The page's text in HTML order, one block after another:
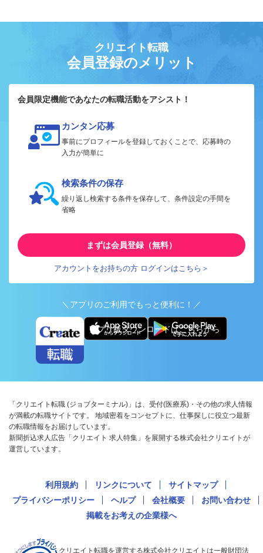
クリエイト転職
会員登録のメリット
会員限定機能であなたの転職活動をアシスト！
カンタン応募
事前にプロフィールを登録しておくことで、応募時の
入力が簡単に
検索条件の保存
繰り返し検索する条件を保存して、条件設定の手間を
省略
まずは会員登録（無料）
アカウントをお持ちの方 ログインはこちら＞
＼アプリのご利用でもっと便利に！／
アプリ版ダウンロードはこちらから
「クリエイト転職 (ジョブターミナル)」は、受付(医療系)・その他の求人情報
が満載の転職サイトです。 地域密着をコンセプトに、仕事探しに役立つ最新
の転職情報をお届けしています。
新聞折込求人広告「クリエイト 求人特集」を展開する株式会社クリエイトが
運営しています。
利用規約 リンクについて
サイトマップ
プライバシーポリシー
ヘルプ 会社概要
お問い合わせ
掲載をお考えの企業様へ
クリエイト転職を運営する株式会社クリエイトは一般財団法